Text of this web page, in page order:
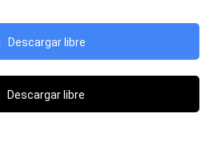
Descargar libre
Descargar libre